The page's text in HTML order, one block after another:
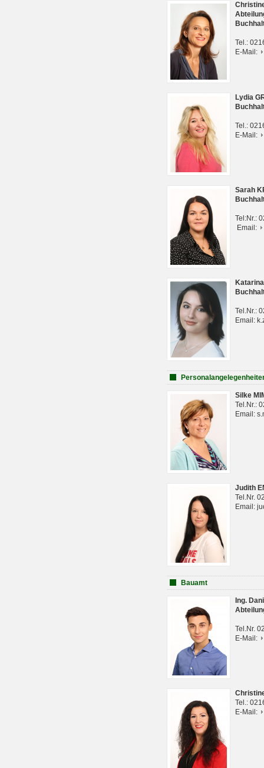
Tel.:
E-Mail:
Lydia
Tel.:
E-Mail:
Sarah
Tel:Nr.:
Email:
Tel.Nr.:
Email:
Silke
Tel.Nr.:
Email:
Judith
Tel.Nr.
Email:
Bauamt
Ing.
Tel.Nr.
E-Mail:
Tel.:
E-Mail: